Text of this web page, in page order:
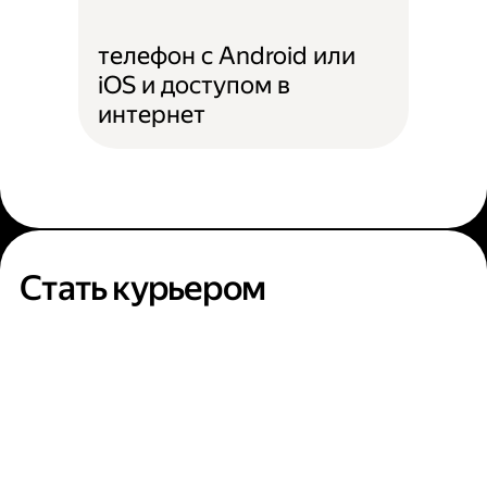
телефон с Android или
iOS и доступом в
интернет
Стать курьером